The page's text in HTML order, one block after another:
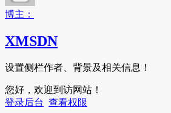
博主：
XMSDN
设置侧栏作者、背景及相关信息！
您好，欢迎到访网站！
登录后台 查看权限